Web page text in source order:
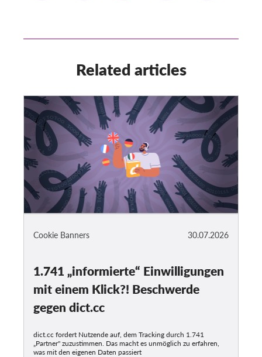
Related articles
30.07.2026
Cookie Banners
1.741 „informierte“ Einwilligungen
mit einem Klick?! Beschwerde
gegen dict.cc
dict.cc fordert Nutzende auf, dem Tracking durch 1.741
„Partner" zuzustimmen. Das macht es unmöglich zu erfahren,
was mit den eigenen Daten passiert